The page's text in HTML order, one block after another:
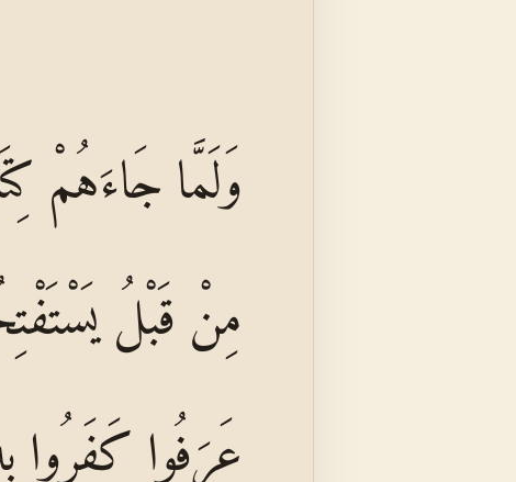
وَلَمَّا جَاءَهُمْ
مِنْ قَبْلُ
عَرَفُوا كَفَرُوا